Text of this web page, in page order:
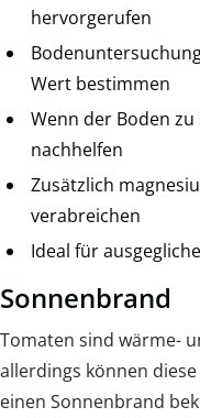
hervorgerufen
Wert bestimmen
Wenn der Boden
nachhelfen
Zusätzlich
verabreichen
Ideal für
Sonnenbrand
Tomaten sind wärme-
allerdings können
einen Sonnenbrand